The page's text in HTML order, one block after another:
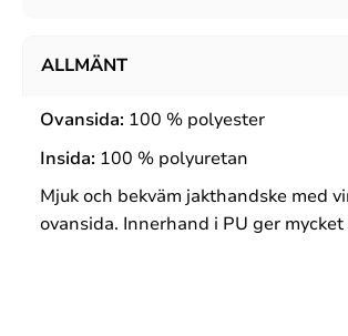
ALLMÄNT
Ovansida: 100 % polyester
Insida: 100 % polyuretan
Mjuk och bekväm jakthandske med
ovansida. Innerhand i PU ger